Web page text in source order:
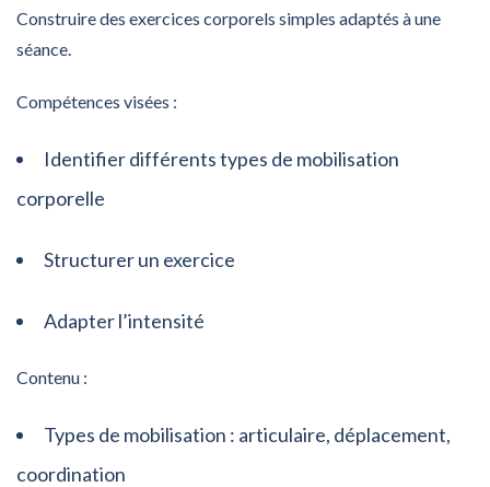
Construire des exercices corporels simples adaptés à une
séance.
Compétences visées :
Identifier différents types de mobilisation
corporelle
Structurer un exercice
Adapter l’intensité
Contenu :
Types de mobilisation : articulaire, déplacement,
coordination